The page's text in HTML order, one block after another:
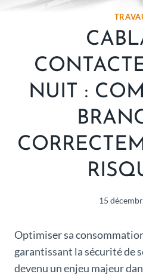
NUIT :
15
Optimiser sa
garantissant la sécurité de
devenu un enjeu majeur